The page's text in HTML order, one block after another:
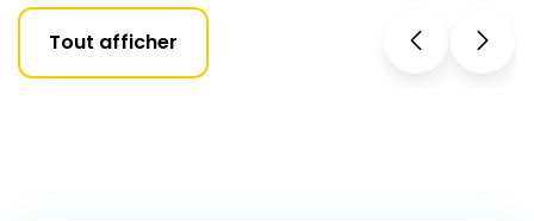
Tout afficher